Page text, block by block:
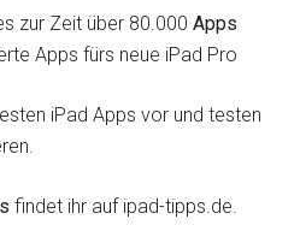
zur Zeit über 80.000Apps
Apps fürs neue iPad Pro
iPad Apps vor und testen
findet ihr auf ipad-tipps.de.